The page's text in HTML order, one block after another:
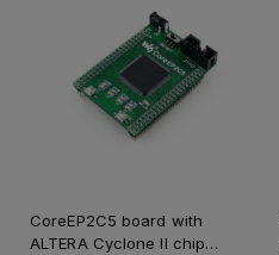
CoreEP2C5 board with
ALTERA Cyclone II chip